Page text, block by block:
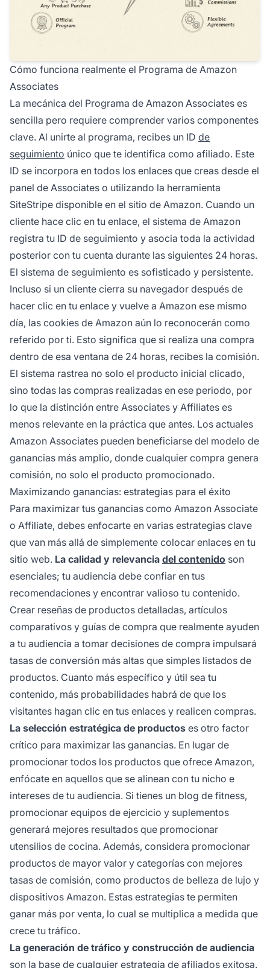
Cómo funciona realmente el Programa de Amazon
Associates
La mecánica del Programa de Amazon Associates es
sencilla pero requiere comprender varios componentes
clave. Al unirte al programa, recibes un ID de
seguimiento único que te identifica como afiliado. Este
ID se incorpora en todos los enlaces que creas desde el
panel de Associates o utilizando la herramienta
SiteStripe disponible en el sitio de Amazon. Cuando un
cliente hace clic en tu enlace, el sistema de Amazon
registra tu ID de seguimiento y asocia toda la actividad
posterior con tu cuenta durante las siguientes 24 horas.
El sistema de seguimiento es sofisticado y persistente.
Incluso si un cliente cierra su navegador después de
hacer clic en tu enlace y vuelve a Amazon ese mismo
día, las cookies de Amazon aún lo reconocerán como
referido por ti. Esto significa que si realiza una compra
dentro de esa ventana de 24 horas, recibes la comisión.
El sistema rastrea no solo el producto inicial clicado,
sino todas las compras realizadas en ese periodo, por
lo que la distinción entre Associates y Affiliates es
menos relevante en la práctica que antes. Los actuales
Amazon Associates pueden beneficiarse del modelo de
ganancias más amplio, donde cualquier compra genera
comisión, no solo el producto promocionado.
Maximizando ganancias: estrategias para el éxito
Para maximizar tus ganancias como Amazon Associate
o Affiliate, debes enfocarte en varias estrategias clave
que van más allá de simplemente colocar enlaces en tu
sitio web. La calidad y relevancia del contenido son
esenciales; tu audiencia debe confiar en tus
recomendaciones y encontrar valioso tu contenido.
Crear reseñas de productos detalladas, artículos
comparativos y guías de compra que realmente ayuden
a tu audiencia a tomar decisiones de compra impulsará
tasas de conversión más altas que simples listados de
productos. Cuanto más específico y útil sea tu
contenido, más probabilidades habrá de que los
visitantes hagan clic en tus enlaces y realicen compras.
La selección estratégica de productos es otro factor
crítico para maximizar las ganancias. En lugar de
promocionar todos los productos que ofrece Amazon,
enfócate en aquellos que se alinean con tu nicho e
intereses de tu audiencia. Si tienes un blog de fitness,
promocionar equipos de ejercicio y suplementos
generará mejores resultados que promocionar
utensilios de cocina. Además, considera promocionar
productos de mayor valor y categorías con mejores
tasas de comisión, como productos de belleza de lujo y
dispositivos Amazon. Estas estrategias te permiten
ganar más por venta, lo cual se multiplica a medida que
crece tu tráfico.
La generación de tráfico y construcción de audiencia
son la base de cualquier estrategia de afiliados exitosa.